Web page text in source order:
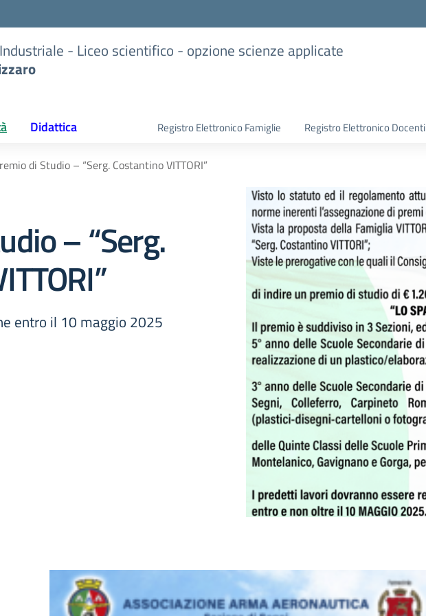
- Liceo scientifico - opzione scienze applicate
Didattica Registro Elettronico Famiglie Registro Elettronico Docenti
di Studio – “Serg. Costantino VITTORI”
– “Serg.
entro il 10 maggio 2025